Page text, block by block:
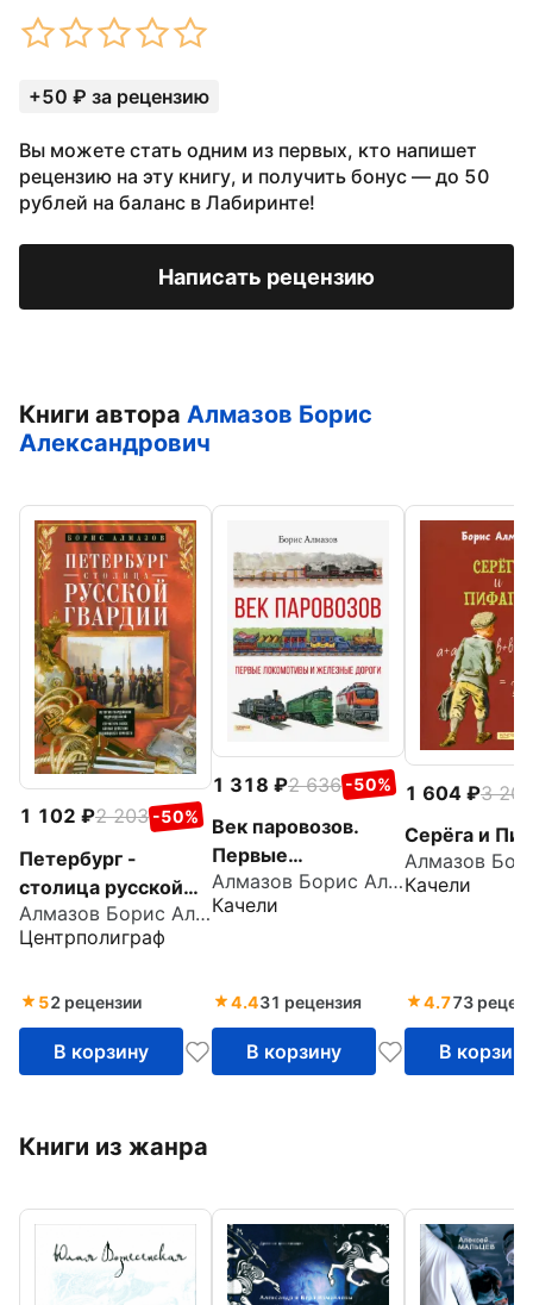
+50 ₽ за рецензию
Вы можете стать одним из первых, кто напишет
рецензию на эту книгу, и получить бонус — до 50
рублей на баланс в Лабиринте!
Написать рецензию
Книги автора Алмазов Борис
Александрович
1 102 2 203 -50%
Петербург -
столица русской
гвардии. История
гвардейских
Алмазов Борис Александрович
Центрполиграф
52 рецензии
В корзину
1 318 2 636 -50%
Век паровозов.
Первые
локомотивы и
железные дороги
Алмазов Борис Александрович
Качели
4.431 рецензия
В корзину
1 604
3 208
Серёга и
Качели
4.773
В корзину
Книги из жанра